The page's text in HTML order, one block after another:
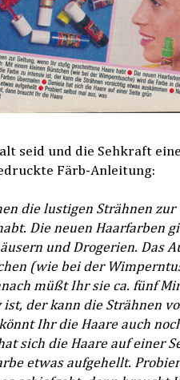
alt seid und die Sehkraft
Färb-Anleitung:
die lustigen Strähnen
Die neuen Haarfarben
und Drogerien. Das
(wie bei der
müßt Ihr sie ca. fünf
der kann die Strähnen
Ihr die Haare auch
sich die Haare auf einer
etwas aufgehellt.